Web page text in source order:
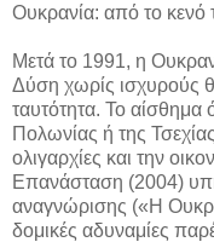
Ουκρανία: από το κενό
Μετά το 1991, η
Δύση χωρίς ισχυρούς
ταυτότητα. Το αίσθημα
Πολωνίας ή της
ολιγαρχίες και την
Επανάσταση (2004)
αναγνώρισης («Η
δομικές αδυναμίες